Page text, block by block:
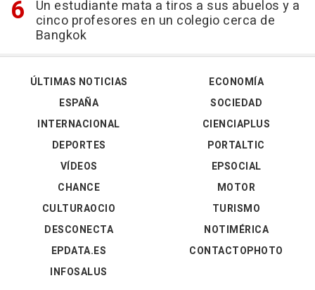
Un estudiante mata a tiros a sus abuelos y a
cinco profesores en un colegio cerca de
Bangkok
ÚLTIMAS NOTICIAS
ESPAÑA
INTERNACIONAL
DEPORTES
VÍDEOS
ECONOMÍA
SOCIEDAD
CIENCIAPLUS
PORTALTIC
EPSOCIAL
CHANCE
CULTURAOCIO
DESCONECTA
EPDATA.ES
INFOSALUS
MOTOR
TURISMO
NOTIMÉRICA
CONTACTOPHOTO